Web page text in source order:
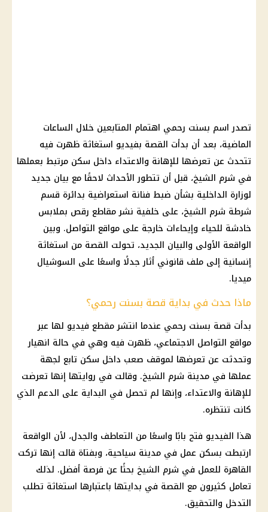
تصدر اسم بسنت رحمي اهتمام المتابعين خلال الساعات
الماضية، بعد أن بدأت القصة بفيديو استغاثة ظهرت فيه
تتحدث عن تعرضها للإهانة والاعتداء داخل سكن مرتبط بعملها
في شرم الشيخ، قبل أن تتطور الأحداث لاحقًا مع بيان جديد
لوزارة الداخلية بشأن ضبط فنانة استعراضية بدائرة قسم
شرطة شرم الشيخ، على خلفية نشر مقاطع رقص بملابس
خادشة للحياء وإيحاءات خارجة على مواقع التواصل. وبين
الواقعة الأولى والبيان الجديد، تحولت القصة من استغاثة
إنسانية إلى ملف قانوني أثار جدلًا واسعًا على السوشيال
ميديا.
ماذا حدث في بداية قصة بسنت رحمي؟
بدأت قصة بسنت رحمي عندما انتشر مقطع فيديو لها عبر
مواقع التواصل الاجتماعي، ظهرت فيه وهي في حالة انهيار
وتحدثت عن تعرضها لموقف صعب داخل سكن تابع لجهة
عملها في مدينة شرم الشيخ. وقالت في روايتها إنها تعرضت
للإهانة والاعتداء، وإنها لم تحصل في البداية على الدعم الذي
كانت تنتظره.
هذا الفيديو فتح بابًا واسعًا من التعاطف والجدل، لأن الواقعة
ارتبطت بسكن عمل في مدينة سياحية، وبفتاة قالت إنها تركت
القاهرة للعمل في شرم الشيخ بحثًا عن فرصة أفضل. لذلك
تعامل كثيرون مع القصة في بدايتها باعتبارها استغاثة تطلب
التدخل والتحقيق.